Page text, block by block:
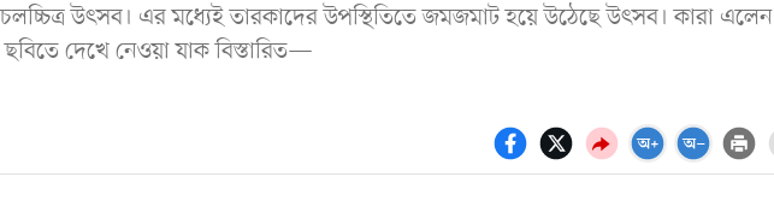
উৎসব। এর মধ্যেই তারকাদের উপস্থিতিতে জমজমাট হয়ে উঠেছে উৎসব। কারা এলেন
দেখে নেওয়া যাক বিস্তারিত—